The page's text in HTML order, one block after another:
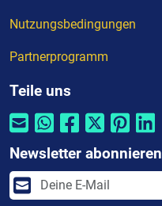
Nutzungsbedingungen
Partnerprogramm
Teile uns
Newsletter abonnieren